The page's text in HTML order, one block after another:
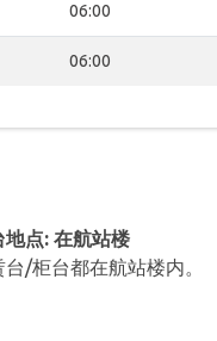
06:00
06:00
地点: 在航站楼
/柜台都在航站楼内。